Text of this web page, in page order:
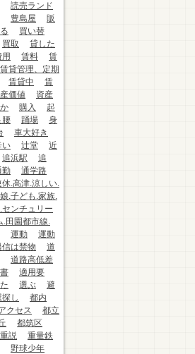
読売ランド
豊島屋
販
買い替
買取
貸した
用 賃料
賃
貸管理、定期
賃貸中
賃
価値
資産
購入
起
腰 踊場
身
車大好き
い 辻堂
近
追浜駅
追
勤
通学路
休.高津.涼しい.
.子ども.家族.
ンチュリー
.田園都市線.
運動
運動
信は禁物
道
道路高低差
適用要
選ぶ
避
し
都内
クセス
都立
都筑区
重説
重量鉄
野球少年